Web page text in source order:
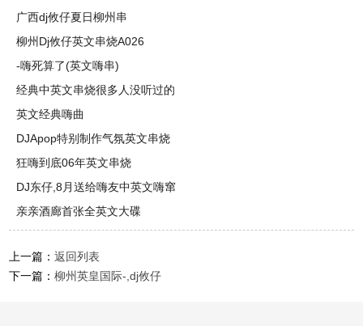
广西dj攸仔夏日柳州串
柳州Dj攸仔英文串烧A026
-嗨死算了(英文嗨串)
经典中英文串烧很多人没听过的
英文经典嗨曲
DJApop特别制作气氛英文串烧
狂嗨到底06年英文串烧
DJ东仔,8月送给嗨友中英文嗨窜
亲亲酒廊首张全英文大碟
上一篇：返回列表
下一篇：柳州英皇国际-,dj攸仔